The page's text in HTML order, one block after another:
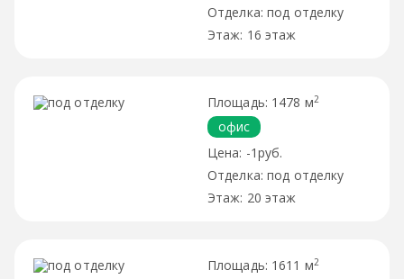
под отделку
16 этаж
1478 м2
офис
-1руб.
под отделку
20 этаж
1611 м2